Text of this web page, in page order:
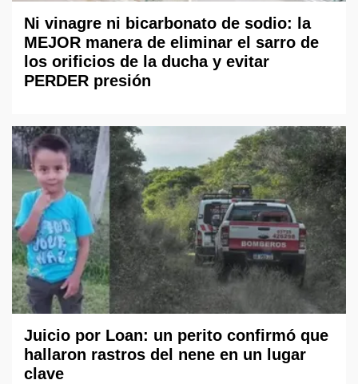
Ni vinagre ni bicarbonato de sodio: la
MEJOR manera de eliminar el sarro de
los orificios de la ducha y evitar
PERDER presión
Juicio por Loan: un perito confirmó que
hallaron rastros del nene en un lugar
clave